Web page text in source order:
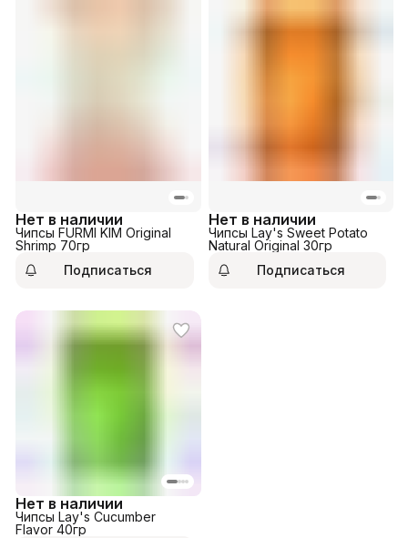
Нет в наличии
Чипсы FURMI KIM Original
Shrimp 70гр
Подписаться
Нет в наличии
Чипсы Lay's Sweet Potato
Natural Original 30гр
Подписаться
Нет в наличии
Чипсы Lay's Cucumber
Flavor 40гр